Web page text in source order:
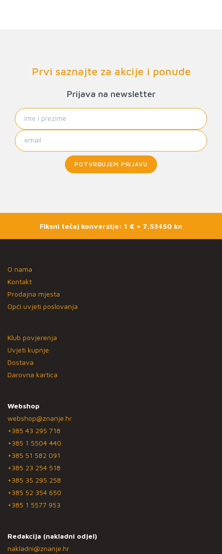
Prvi saznajte za akcije i ponude
Prijava na newsletter
POTVRĐUJEM PRIJAVU
Fiksni tečaj konverzije: 1 € = 7,53450 kn
O nama
Kontakt
Prodajna mjesta
Opći uvjeti poslovanja
Klub povjerenja
Uvjeti kupnje
Dostava
Darovna kartica
Webshop
webshop@znanje.hr
+385 43 295 718
+385 1 5504 440
+385 51 582 091
+385 23 254 518
+385 35 295 258
+385 52 354 650
+385 1 5577 953
Redakcija (nakladni odjel)
nakladni@znanje.hr